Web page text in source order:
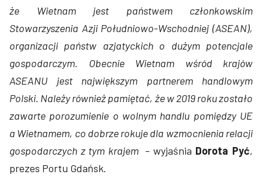
że Wietnam jest państwem członkowskim
Stowarzyszenia Azji Południowo-Wschodniej (ASEAN),
organizacji państw azjatyckich o dużym potencjale
gospodarczym. Obecnie Wietnam wśród krajów
ASEANU jest największym partnerem handlowym
Polski. Należy również pamiętać, że w 2019 roku zostało
zawarte porozumienie o wolnym handlu pomiędzy UE
a Wietnamem, co dobrze rokuje dla wzmocnienia relacji
gospodarczych z tym krajem – wyjaśnia Dorota Pyć,
prezes Portu Gdańsk.